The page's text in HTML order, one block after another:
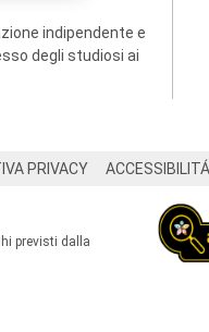
indipendente e
degli studiosi ai
PRIVACY ACCESSIBILITÁ
previsti dalla